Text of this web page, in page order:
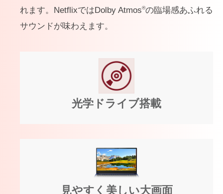
れます。NetflixではDolby Atmos®の臨場感あふれる
サウンドが味わえます。
光学ドライブ搭載
見やすく美しい大画面